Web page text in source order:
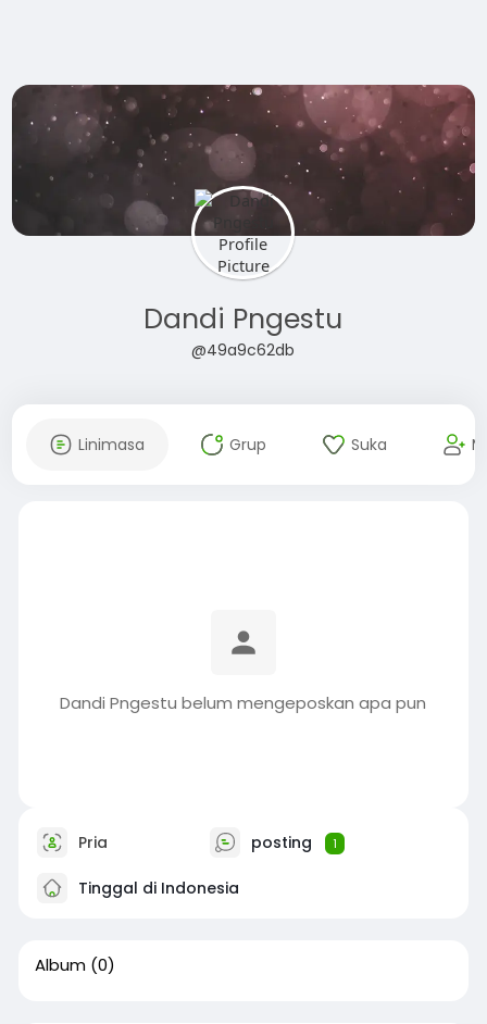
Dandi Pngestu
@49a9c62db
Linimasa Grup Suka
Dandi Pngestu belum mengeposkan apa pun
Pria posting 1
Tinggal di Indonesia
Album (0)